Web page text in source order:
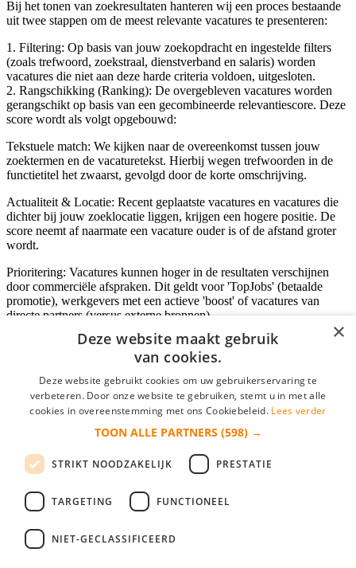
Bij het tonen van zoekresultaten hanteren wij een proces bestaande
uit twee stappen om de meest relevante vacatures te presenteren:
1. Filtering: Op basis van jouw zoekopdracht en ingestelde filters
(zoals trefwoord, zoekstraal, dienstverband en salaris) worden
vacatures die niet aan deze harde criteria voldoen, uitgesloten.
2. Rangschikking (Ranking): De overgebleven vacatures worden
gerangschikt op basis van een gecombineerde relevantiescore. Deze
score wordt als volgt opgebouwd:
Tekstuele match: We kijken naar de overeenkomst tussen jouw
zoektermen en de vacaturetekst. Hierbij wegen trefwoorden in de
functietitel het zwaarst, gevolgd door de korte omschrijving.
Actualiteit & Locatie: Recent geplaatste vacatures en vacatures die
dichter bij jouw zoeklocatie liggen, krijgen een hogere positie. De
score neemt af naarmate een vacature ouder is of de afstand groter
wordt.
Prioritering: Vacatures kunnen hoger in de resultaten verschijnen
door commerciële afspraken. Dit geldt voor 'TopJobs' (betaalde
promotie), werkgevers met een actieve 'boost' of vacatures van
directe partners (versus externe bronnen).
Inloggen als bedrijf
*
login gegevens onthouden
login
Bedrijf aanmelden
×
Deze website maakt gebruik
van cookies.
Deze website gebruikt cookies om uw gebruikerservaring te
verbeteren. Door onze website te gebruiken, stemt u in met alle
cookies in overeenstemming met ons Cookiebeleid. Lees verder
TOON ALLE PARTNERS (598) →
STRIKT NOODZAKELIJK PRESTATIE
TARGETING FUNCTIONEEL
NIET-GECLASSIFICEERD